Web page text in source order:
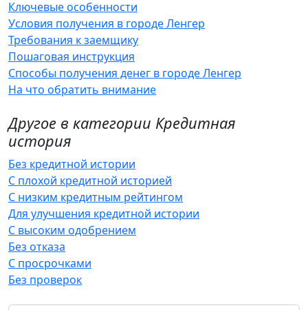
Ключевые особенности
Условия получения в городе Ленгер
Требования к заемщику
Пошаговая инструкция
Способы получения денег в городе Ленгер
На что обратить внимание
Другое в категории Кредитная
история
Без кредитной истории
С плохой кредитной историей
С низким кредитным рейтингом
Для улучшения кредитной истории
С высоким одобрением
Без отказа
С просрочками
Без проверок